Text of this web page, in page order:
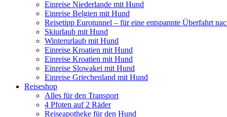
Einreise Niederlande mit Hund
Einreise Belgien mit Hund
Reisetipp Eurotunnel – für eine entspannte Überfahrt
Skiurlaub mit Hund
Winterurlaub mit Hund
Einreise Kroatien mit Hund
Einreise Kroatien mit Hund
Einreise Slowakei mit Hund
Einreise Griechenland mit Hund
Reiseshop
Alles für den Transport
4 Pfoten auf 2 Räder
Reiseapotheke für den Hund